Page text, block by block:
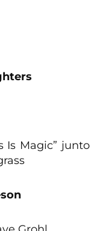
Is Magic” junto